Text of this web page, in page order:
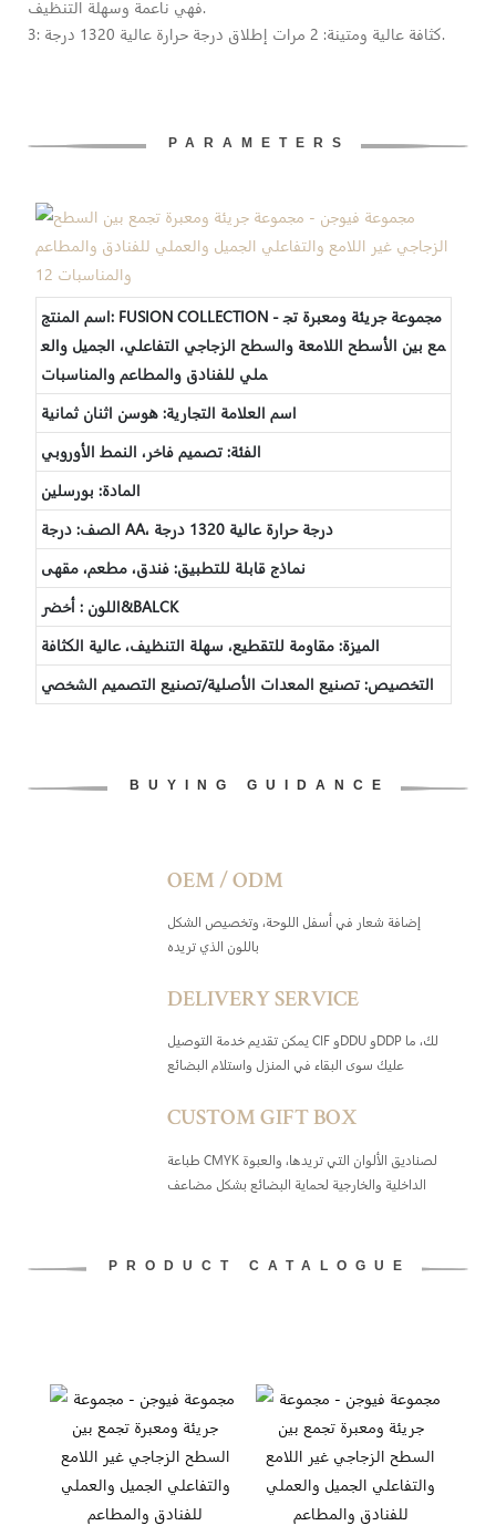
فهي ناعمة وسهلة التنظيف.
3: كثافة عالية ومتينة: 2 مرات إطلاق درجة حرارة عالية 1320 درجة.
PARAMETERS
اسم المنتج: FUSION COLLECTION - مجموعة جريئة ومعبرة تج
مع بين الأسطح اللامعة والسطح الزجاجي التفاعلي، الجميل والع
ملي للفنادق والمطاعم والمناسبات
اسم العلامة التجارية: هوسن اثنان ثمانية
الفئة: تصميم فاخر، النمط الأوروبي
المادة: بورسلين
الصف: درجة AA، درجة حرارة عالية 1320 درجة
نماذج قابلة للتطبيق: فندق، مطعم، مقهى
اللون : أخضر&BALCK
الميزة: مقاومة للتقطيع، سهلة التنظيف، عالية الكثافة
التخصيص: تصنيع المعدات الأصلية/تصنيع التصميم الشخصي
BUYING GUIDANCE
OEM / ODM
إضافة شعار في أسفل اللوحة، وتخصيص الشكل
باللون الذي تريده
DELIVERY SERVICE
يمكن تقديم خدمة التوصيل CIF وDDU وDDP لك، ما
عليك سوى البقاء في المنزل واستلام البضائع
CUSTOM GIFT BOX
طباعة CMYK لصناديق الألوان التي تريدها، والعبوة
الداخلية والخارجية لحماية البضائع بشكل مضاعف
PRODUCT CATALOGUE